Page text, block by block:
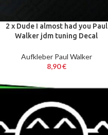
2 x Dude I almost had you Paul
Walker jdm tuning Decal
Aufkleber Paul Walker
8,90€